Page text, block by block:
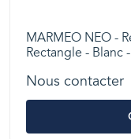
MARMEO NEO -
Rectangle - Blanc
Nous contacter